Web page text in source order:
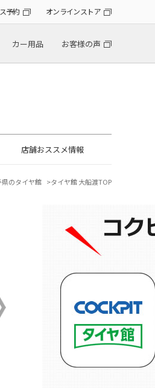
予約 オンラインストア
カー用品 お客様の声
店舗おススメ情報
県のタイヤ館 タイヤ館 大船渡TOP